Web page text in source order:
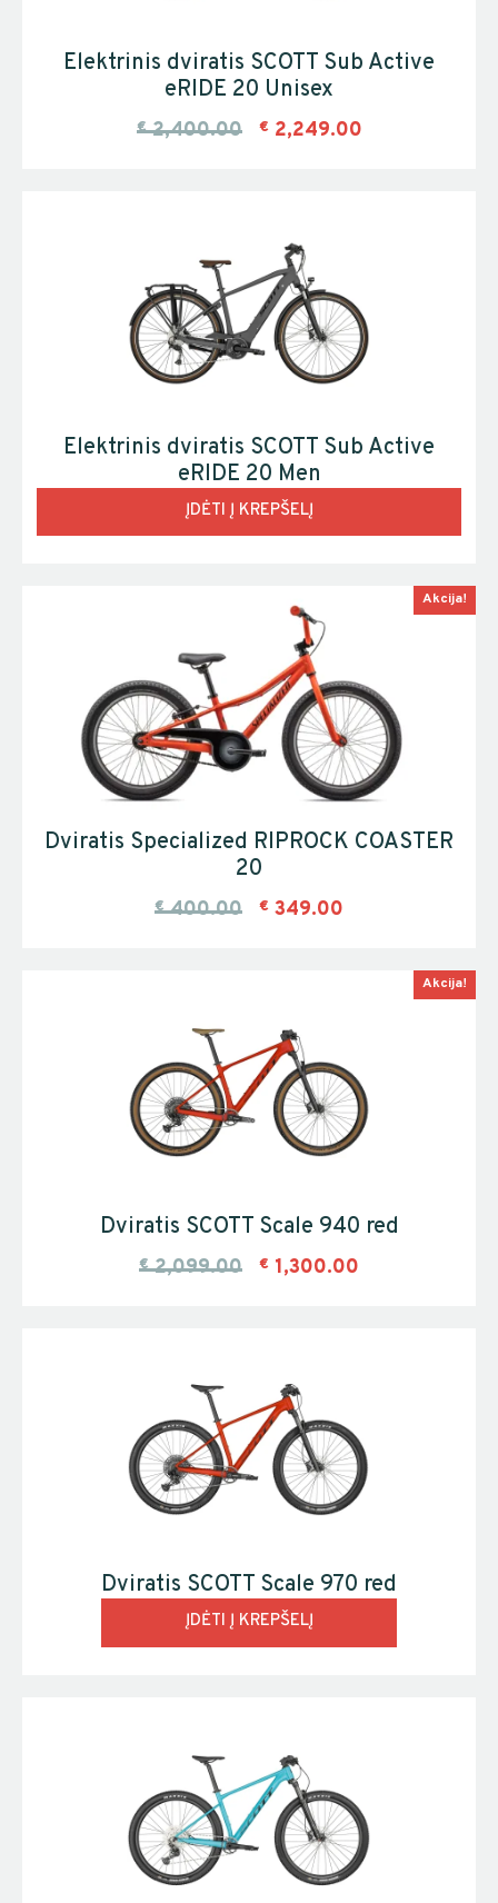
Elektrinis dviratis SCOTT Sub Active
eRIDE 20 Unisex
€ 2,400.00 € 2,249.00
Elektrinis dviratis SCOTT Sub Active
eRIDE 20 Men
ĮDĖTI Į KREPŠELĮ
Akcija!
Dviratis Specialized RIPROCK COASTER
20
€ 400.00 € 349.00
Akcija!
Dviratis SCOTT Scale 940 red
€ 2,099.00 € 1,300.00
Dviratis SCOTT Scale 970 red
ĮDĖTI Į KREPŠELĮ